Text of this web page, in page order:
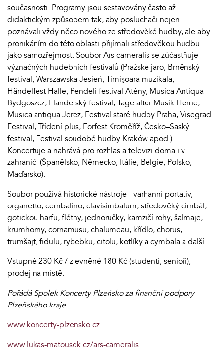
současnosti. Programy jsou sestavovány často až
didaktickým způsobem tak, aby posluchači nejen
poznávali vždy něco nového ze středověké hudby, ale aby
pronikáním do této oblasti přijímali středověkou hudbu
jako samozřejmost. Soubor Ars cameralis se zúčastňuje
význačných hudebních festivalů (Pražské jaro, Brněnský
festival, Warszawska Jesień, Timişoara muzikala,
Händelfest Halle, Pendeli festival Atény, Musica Antiqua
Bydgoszcz, Flanderský festival, Tage alter Musik Herne,
Musica antiqua Jerez, Festival staré hudby Praha, Visegrad
Festival, Třídení plus, Forfest Kroměříž, Česko–Saský
festival, Festival soudobé hudby Kraków apod.).
Koncertuje a nahrává pro rozhlas a televizi doma i v
zahraničí (Španělsko, Německo, Itálie, Belgie, Polsko,
Maďarsko).
Soubor používá historické nástroje - varhanní portativ,
organetto, cembalino, clavisimbalum, středověký cimbál,
gotickou harfu, flétny, jednoručky, kamzičí rohy, šalmaje,
krumhorny, cornamusu, chalumeau, křídlo, chorus,
trumšajt, fidulu, rybebku, citolu, kotlíky a cymbala a další.
Vstupné 230 Kč / zlevněné 180 Kč (studenti, senioři),
prodej na místě.
Pořádá Spolek Koncerty Plzeňsko za finanční podpory
Plzeňského kraje.
www.koncerty-plzensko.cz
www.lukas-matousek.cz/ars-cameralis